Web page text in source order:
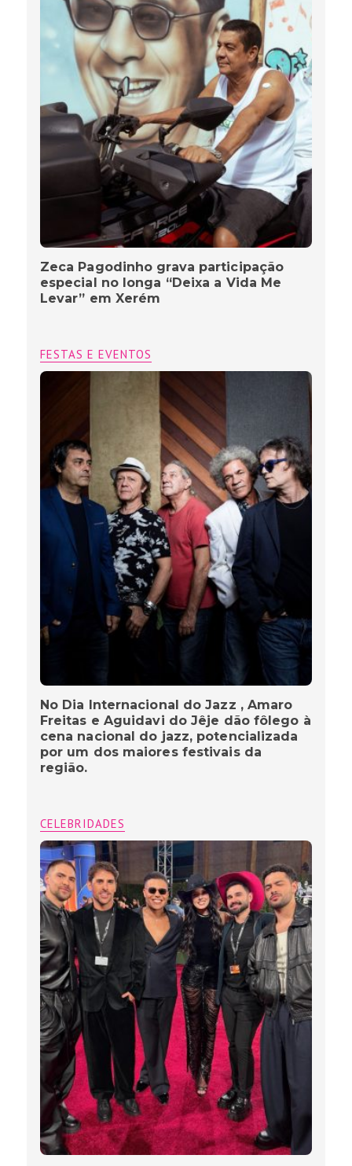
Zeca Pagodinho grava participação
especial no longa “Deixa a Vida Me
Levar” em Xerém
FESTAS E EVENTOS
No Dia Internacional do Jazz , Amaro
Freitas e Aguidavi do Jêje dão fôlego à
cena nacional do jazz, potencializada
por um dos maiores festivais da
região.
CELEBRIDADES